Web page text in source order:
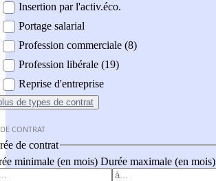
Insertion par l'activ.éco.
Portage salarial
Profession commerciale (8)
Profession libérale (19)
Reprise d'entreprise
de types de contrat
CONTRAT
de contrat
minimale (en mois) Durée maximale (en mois)